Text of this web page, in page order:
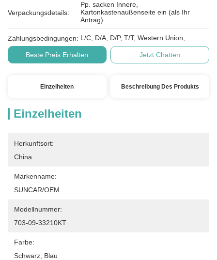
Verpackungsdetails:
Pp. sacken Innere,
Kartonkastenaußenseite ein (als Ihr
Antrag)
Zahlungsbedingungen: L/C, D/A, D/P, T/T, Western Union,
Beste Preis Erhalten Jetzt Chatten
Einzelheiten Beschreibung Des Produkts
Einzelheiten
Herkunftsort:
China
Markenname:
SUNCAR/OEM
Modellnummer:
703-09-33210KT
Farbe:
Schwarz, Blau